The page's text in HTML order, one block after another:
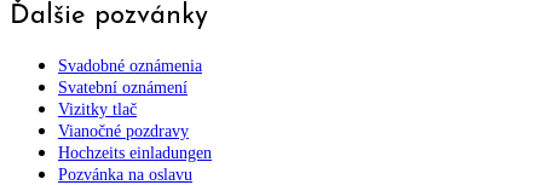
Ďalšie pozvánky
Svadobné oznámenia
Svatební oznámení
Vizitky tlač
Vianočné pozdravy
Hochzeits einladungen
Pozvánka na oslavu